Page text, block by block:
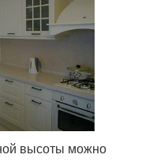
высоты можно